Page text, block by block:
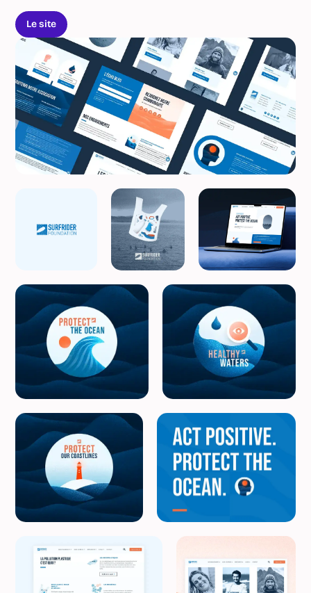
Le site